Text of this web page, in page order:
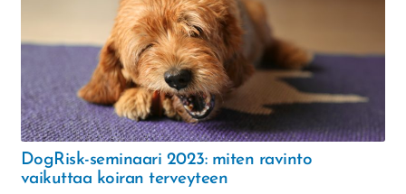
DogRisk-seminaari 2023: miten ravinto
vaikuttaa koiran terveyteen